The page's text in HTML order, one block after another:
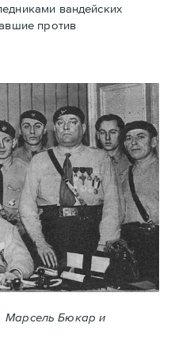
вандейских
против
Марсель Бюкар и